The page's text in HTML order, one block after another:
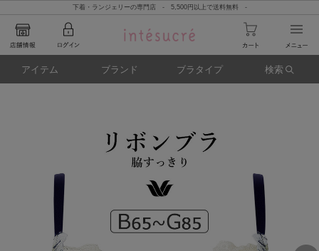
下着・ランジェリーの専門店 - 5,500円以上で送料無料 -
アイテム ブランド ブラタイプ 検索